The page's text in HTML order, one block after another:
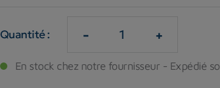
Quantité : - +
En stock chez notre fournisseur - Expédié